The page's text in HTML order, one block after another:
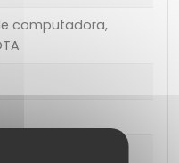
computadora,